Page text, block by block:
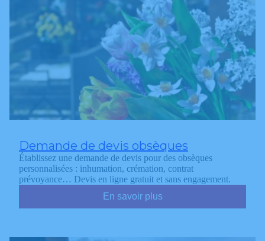
Demande de devis obsèques
Établissez une demande de devis pour des obsèques
personnalisées : inhumation, crémation, contrat
prévoyance… Devis en ligne gratuit et sans engagement.
En savoir plus